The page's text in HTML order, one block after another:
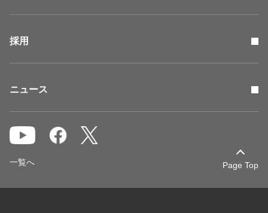
採用
ニュース
Page Top
一覧へ